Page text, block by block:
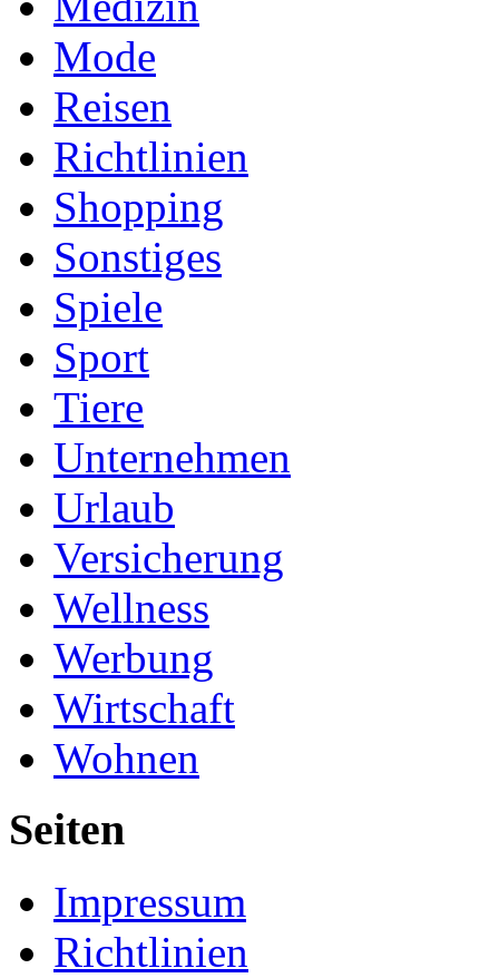
Mode
Reisen
Richtlinien
Shopping
Sonstiges
Spiele
Sport
Tiere
Unternehmen
Urlaub
Versicherung
Wellness
Werbung
Wirtschaft
Wohnen
Seiten
Impressum
Richtlinien